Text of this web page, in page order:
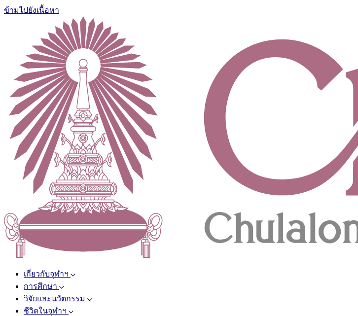
ข้ามไปยังเนื้อหา
เกี่ยวกับจุฬาฯ
การศึกษา
วิจัยและนวัตกรรม
ชีวิตในจุฬาฯ